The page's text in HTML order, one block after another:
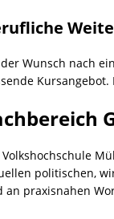
Wunsch nach
Volkshochschule
politischen,
an praxisnahen